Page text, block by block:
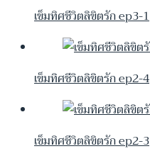
เข็มทิศชีวิตลิขิตรัก ep3-1
เข็มทิศชีวิตลิขิตรัก ep2-4
เข็มทิศชีวิตลิขิตรัก ep2-3